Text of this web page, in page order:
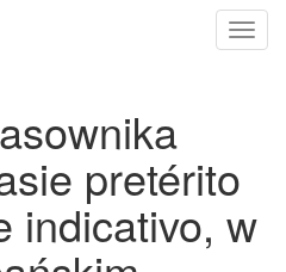
pretérito
indicativo, w